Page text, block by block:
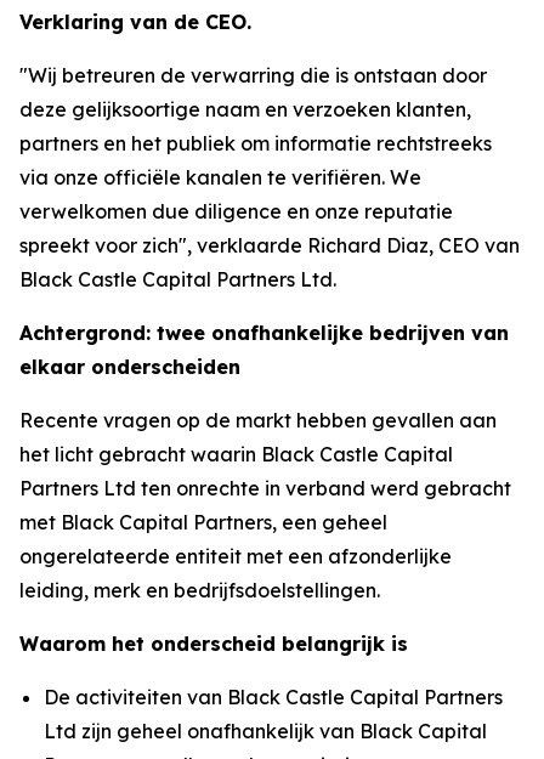
Verklaring van de CEO.
"Wij betreuren de verwarring die is ontstaan door
deze gelijksoortige naam en verzoeken klanten,
partners en het publiek om informatie rechtstreeks
via onze officiële kanalen te verifiëren. We
verwelkomen due diligence en onze reputatie
spreekt voor zich", verklaarde Richard Diaz, CEO van
Black Castle Capital Partners Ltd.
Achtergrond: twee onafhankelijke bedrijven van
elkaar onderscheiden
Recente vragen op de markt hebben gevallen aan
het licht gebracht waarin Black Castle Capital
Partners Ltd ten onrechte in verband werd gebracht
met Black Capital Partners, een geheel
ongerelateerde entiteit met een afzonderlijke
leiding, merk en bedrijfsdoelstellingen.
Waarom het onderscheid belangrijk is
De activiteiten van Black Castle Capital Partners
Ltd zijn geheel onafhankelijk van Black Capital